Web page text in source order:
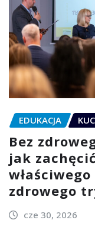
EDUKACJA
Bez
jak
zdrowego
cze 30, 2026